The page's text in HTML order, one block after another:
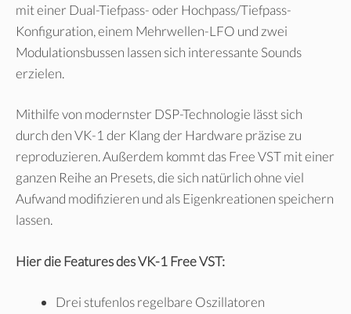
mit einer Dual-Tiefpass- oder Hochpass/Tiefpass-
Konfiguration, einem Mehrwellen-LFO und zwei
Modulationsbussen lassen sich interessante Sounds
erzielen.
Mithilfe von modernster DSP-Technologie lässt sich
durch den VK-1 der Klang der Hardware präzise zu
reproduzieren. Außerdem kommt das Free VST mit einer
ganzen Reihe an Presets, die sich natürlich ohne viel
Aufwand modifizieren und als Eigenkreationen speichern
lassen.
Hier die Features des VK-1 Free VST:
Drei stufenlos regelbare Oszillatoren